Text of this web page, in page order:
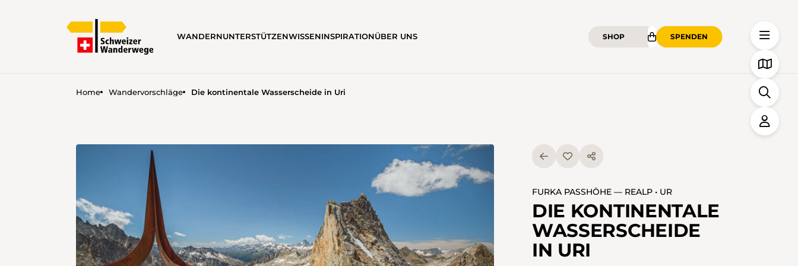
WANDERNUNTERSTÜTZENWISSENINSPIRATIONÜBER UNS SHOP SPENDEN
Home Wandervorschläge Die kontinentale Wasserscheide in Uri
FURKA PASSHÖHE — REALP • UR
DIE KONTINENTALE
WASSERSCHEIDE
IN URI